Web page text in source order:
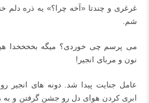
غرغری و چندتا «آخه چرا؟» یه ذره دلم
شم.
می پرسم چی خوردی؟ میگه بخخخخدا
نون و مربای
انجیر !
عامل جنایت پیدا شد. دونه های
ابری کردن هوای دل رو جشن گرفتن و به